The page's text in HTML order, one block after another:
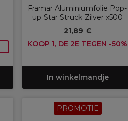
Framar Aluminiumfolie Pop-
up Star Struck Zilver x500
21,89 €
KOOP 1, DE 2E TEGEN -50%
In winkelmandje
PROMOTIE